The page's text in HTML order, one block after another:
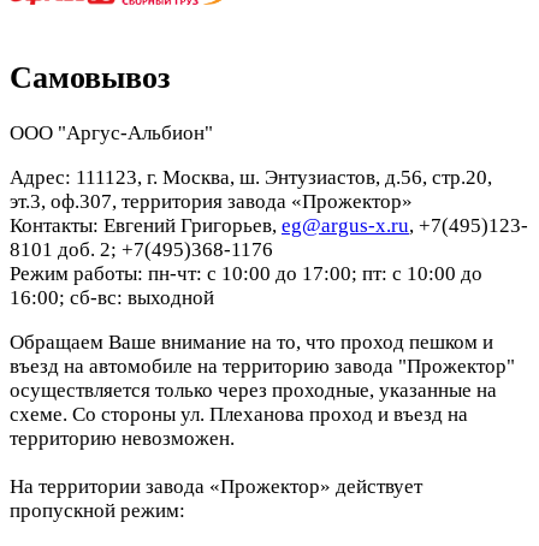
Самовывоз
ООО "Аргус-Альбион"
Адрес: 111123, г. Москва, ш. Энтузиастов, д.56, стр.20,
эт.3, оф.307, территория завода «Прожектор»
Контакты: Евгений Григорьев, eg@argus-x.ru, +7(495)123-
8101 доб. 2; +7(495)368-1176
Режим работы: пн-чт: с 10:00 до 17:00; пт: с 10:00 до
16:00; сб-вс: выходной
Обращаем Ваше внимание на то, что проход пешком и
въезд на автомобиле на территорию завода "Прожектор"
осуществляется только через проходные, указанные на
схеме. Со стороны ул. Плеханова проход и въезд на
территорию невозможен.
На территории завода «Прожектор» действует
пропускной режим: